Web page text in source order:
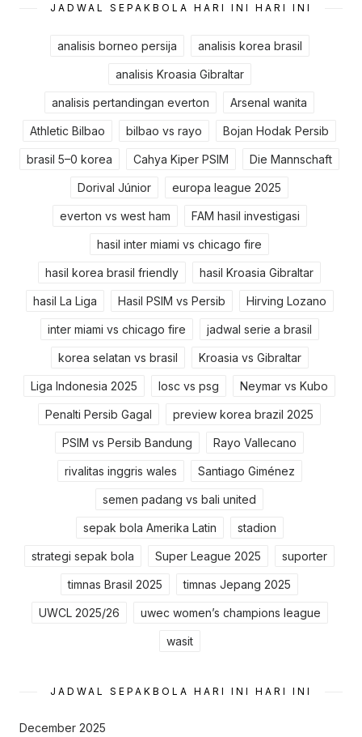
JADWAL SEPAKBOLA HARI INI HARI INI
analisis borneo persija analisis korea brasil
analisis Kroasia Gibraltar
analisis pertandingan everton Arsenal wanita
Athletic Bilbao bilbao vs rayo Bojan Hodak Persib
brasil 5–0 korea Cahya Kiper PSIM Die Mannschaft
Dorival Júnior europa league 2025
everton vs west ham FAM hasil investigasi
hasil inter miami vs chicago fire
hasil korea brasil friendly hasil Kroasia Gibraltar
hasil La Liga Hasil PSIM vs Persib Hirving Lozano
inter miami vs chicago fire jadwal serie a brasil
korea selatan vs brasil Kroasia vs Gibraltar
Liga Indonesia 2025 losc vs psg Neymar vs Kubo
Penalti Persib Gagal preview korea brazil 2025
PSIM vs Persib Bandung Rayo Vallecano
rivalitas inggris wales Santiago Giménez
semen padang vs bali united
sepak bola Amerika Latin stadion
strategi sepak bola Super League 2025 suporter
timnas Brasil 2025 timnas Jepang 2025
UWCL 2025/26 uwec women’s champions league
wasit
JADWAL SEPAKBOLA HARI INI HARI INI
December 2025